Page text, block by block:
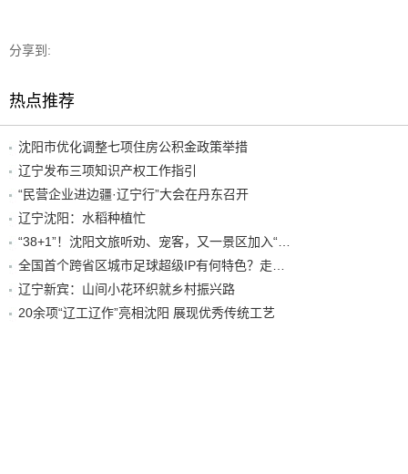
分享到:
热点推荐
沈阳市优化调整七项住房公积金政策举措
辽宁发布三项知识产权工作指引
“民营企业进边疆·辽宁行”大会在丹东召开
辽宁沈阳：水稻种植忙
辽宁新宾：山间小花环织就乡村振兴路
20余项“辽工辽作”亮相沈阳 展现优秀传统工艺